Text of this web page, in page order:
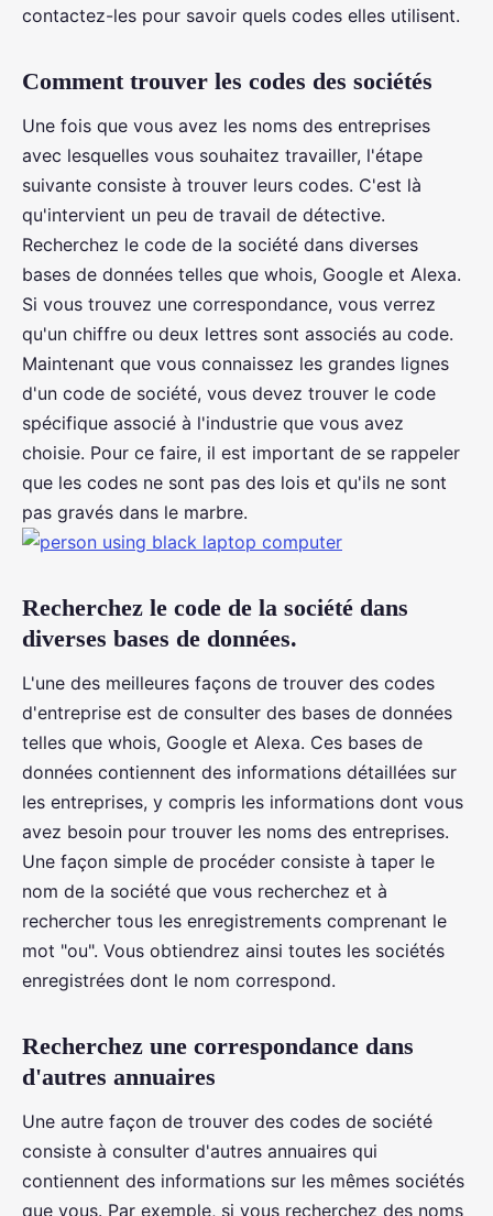
contactez-les pour savoir quels codes elles utilisent.
Comment trouver les codes des sociétés
Une fois que vous avez les noms des entreprises
avec lesquelles vous souhaitez travailler, l'étape
suivante consiste à trouver leurs codes. C'est là
qu'intervient un peu de travail de détective.
Recherchez le code de la société dans diverses
bases de données telles que whois, Google et Alexa.
Si vous trouvez une correspondance, vous verrez
qu'un chiffre ou deux lettres sont associés au code.
Maintenant que vous connaissez les grandes lignes
d'un code de société, vous devez trouver le code
spécifique associé à l'industrie que vous avez
choisie. Pour ce faire, il est important de se rappeler
que les codes ne sont pas des lois et qu'ils ne sont
pas gravés dans le marbre.
Recherchez le code de la société dans
diverses bases de données.
L'une des meilleures façons de trouver des codes
d'entreprise est de consulter des bases de données
telles que whois, Google et Alexa. Ces bases de
données contiennent des informations détaillées sur
les entreprises, y compris les informations dont vous
avez besoin pour trouver les noms des entreprises.
Une façon simple de procéder consiste à taper le
nom de la société que vous recherchez et à
rechercher tous les enregistrements comprenant le
mot "ou". Vous obtiendrez ainsi toutes les sociétés
enregistrées dont le nom correspond.
Recherchez une correspondance dans
d'autres annuaires
Une autre façon de trouver des codes de société
consiste à consulter d'autres annuaires qui
contiennent des informations sur les mêmes sociétés
que vous. Par exemple, si vous recherchez des noms